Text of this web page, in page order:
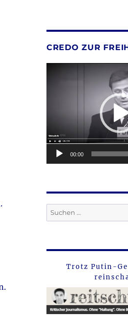
CREDO ZUR
00:00
Suche
nach:
Trotz Putin-